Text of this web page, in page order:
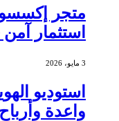
متجر
استثمار
3 مايو، 2026
استوديو
واعدة